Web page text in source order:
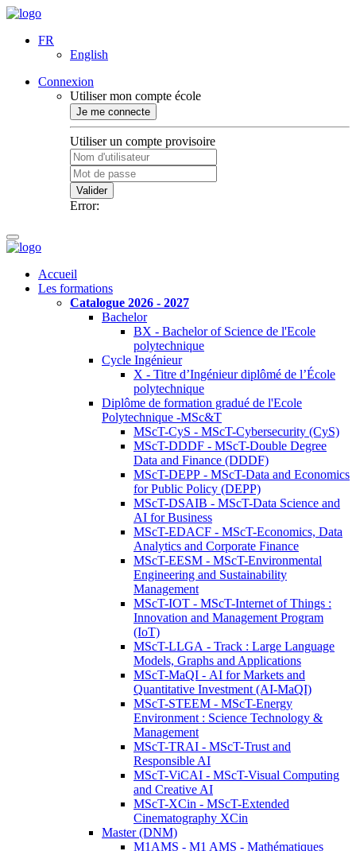
FR
English
Connexion
Utiliser mon compte école
Je me connecte
Utiliser un compte provisoire
Valider
Error:
Accueil
Les formations
Catalogue 2026 - 2027
Bachelor
BX - Bachelor of Science de l'Ecole
polytechnique
Cycle Ingénieur
X - Titre d’Ingénieur diplômé de l’École
polytechnique
Diplôme de formation gradué de l'Ecole
Polytechnique -MSc&T
MScT-CyS - MScT-Cybersecurity (CyS)
MScT-DDDF - MScT-Double Degree
Data and Finance (DDDF)
MScT-DEPP - MScT-Data and Economics
for Public Policy (DEPP)
MScT-DSAIB - MScT-Data Science and
AI for Business
MScT-EDACF - MScT-Economics, Data
Analytics and Corporate Finance
MScT-EESM - MScT-Environmental
Engineering and Sustainability
Management
MScT-IOT - MScT-Internet of Things :
Innovation and Management Program
(IoT)
MScT-LLGA - Track : Large Language
Models, Graphs and Applications
MScT-MaQI - AI for Markets and
Quantitative Investment (AI-MaQI)
MScT-STEEM - MScT-Energy
Environment : Science Technology &
Management
MScT-TRAI - MScT-Trust and
Responsible AI
MScT-ViCAI - MScT-Visual Computing
and Creative AI
MScT-XCin - MScT-Extended
Cinematography XCin
Master (DNM)
M1AMS - M1 AMS - Mathématiques